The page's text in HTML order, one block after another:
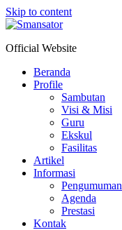
Skip to content
Official Website
Beranda
Profile
Sambutan
Visi & Misi
Guru
Ekskul
Fasilitas
Artikel
Informasi
Pengumuman
Agenda
Prestasi
Kontak